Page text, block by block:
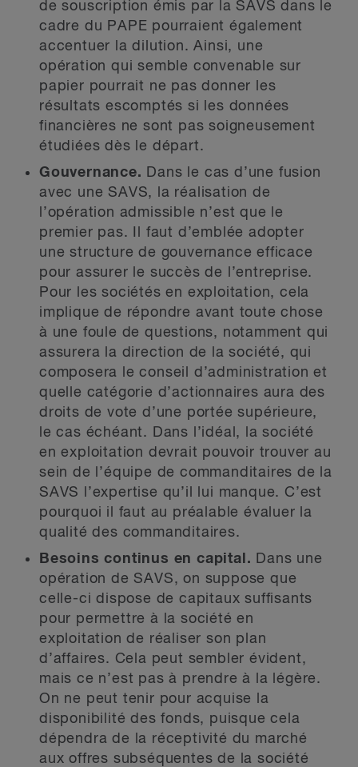
de souscription émis par la SAVS dans le
cadre du PAPE pourraient également
accentuer la dilution. Ainsi, une
opération qui semble convenable sur
papier pourrait ne pas donner les
résultats escomptés si les données
financières ne sont pas soigneusement
étudiées dès le départ.
Gouvernance. Dans le cas d’une fusion
avec une SAVS, la réalisation de
l’opération admissible n’est que le
premier pas. Il faut d’emblée adopter
une structure de gouvernance efficace
pour assurer le succès de l’entreprise.
Pour les sociétés en exploitation, cela
implique de répondre avant toute chose
à une foule de questions, notamment qui
assurera la direction de la société, qui
composera le conseil d’administration et
quelle catégorie d’actionnaires aura des
droits de vote d’une portée supérieure,
le cas échéant. Dans l’idéal, la société
en exploitation devrait pouvoir trouver au
sein de l’équipe de commanditaires de la
SAVS l’expertise qu’il lui manque. C’est
pourquoi il faut au préalable évaluer la
qualité des commanditaires.
Besoins continus en capital. Dans une
opération de SAVS, on suppose que
celle-ci dispose de capitaux suffisants
pour permettre à la société en
exploitation de réaliser son plan
d’affaires. Cela peut sembler évident,
mais ce n’est pas à prendre à la légère.
On ne peut tenir pour acquise la
disponibilité des fonds, puisque cela
dépendra de la réceptivité du marché
aux offres subséquentes de la société